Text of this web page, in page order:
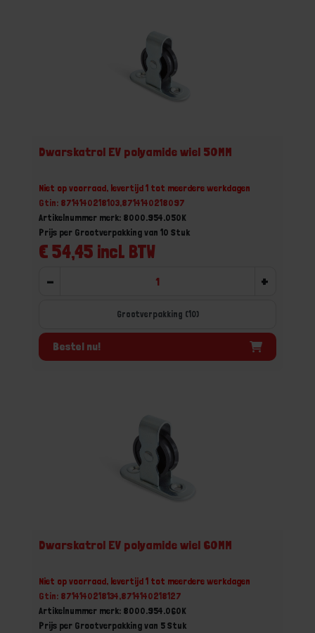
Dwarskatrol EV polyamide wiel 50MM
Niet op voorraad, levertijd 1 tot meerdere werkdagen
Gtin: 8714140218103,8714140218097
Artikelnummer merk: 8000.954.050K
€ 54,45 incl. BTW
Prijs per Grootverpakking van 10 Stuk
- +
Grootverpakking (10)
Bestel nu!
Dwarskatrol EV polyamide wiel 60MM
Niet op voorraad, levertijd 1 tot meerdere werkdagen
Gtin: 8714140218134,8714140218127
Artikelnummer merk: 8000.954.060K
Prijs per Grootverpakking van 5 Stuk